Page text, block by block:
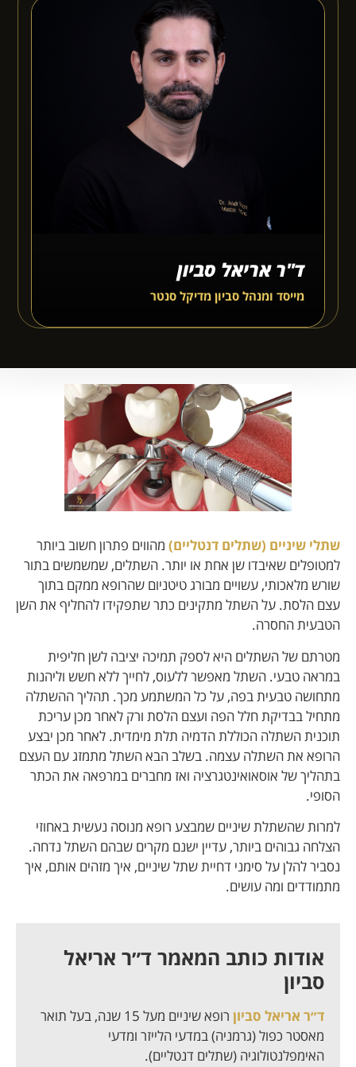
ד"ר אריאל סביון
מייסד ומנהל סביון מדיקל סנטר
שתלי שיניים (שתלים דנטליים) מהווים פתרון חשוב ביותר
למטופלים שאיבדו שן אחת או יותר. השתלים, שמשמשים בתור
שורש מלאכותי, עשויים מבורג טיטניום שהרופא ממקם בתוך
עצם הלסת. על השתל מתקינים כתר שתפקידו להחליף את השן
הטבעית החסרה.
מטרתם של השתלים היא לספק תמיכה יציבה לשן חליפית
במראה טבעי. השתל מאפשר ללעוס, לחייך ללא חשש וליהנות
מתחושה טבעית בפה, על כל המשתמע מכך. תהליך ההשתלה
מתחיל בבדיקת חלל הפה ועצם הלסת ורק לאחר מכן עריכת
תוכנית השתלה הכוללת הדמיה תלת מימדית. לאחר מכן יבצע
הרופא את השתלה עצמה. בשלב הבא השתל מתמזג עם העצם
בתהליך של אוסאואינטגרציה ואז מחברים במרפאה את הכתר
הסופי.
למרות שהשתלת שיניים שמבצע רופא מנוסה נעשית באחוזי
הצלחה גבוהים ביותר, עדיין ישנם מקרים שבהם השתל נדחה.
נסביר להלן על סימני דחיית שתל שיניים, איך מזהים אותם, איך
מתמודדים ומה עושים.
אודות כותב המאמר ד״ר אריאל
סביון
ד״ר אריאל סביון
רופא שיניים מעל 15 שנה, בעל תואר
מאסטר כפול (גרמניה) במדעי הלייזר ומדעי
האימפלנטולוגיה (שתלים דנטליים).